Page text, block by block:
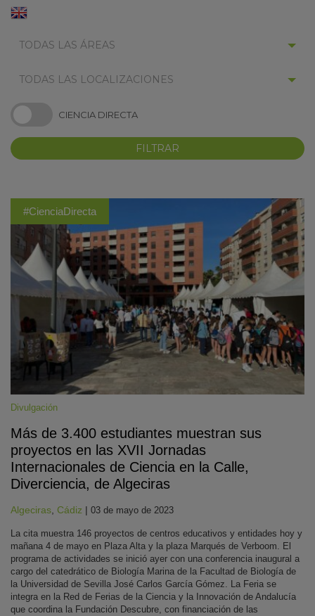
ENGLISH
SELECCIONAR
CATEGORÍA:
TODAS LAS ÁREAS
SELECCIONAR
LOCALIZACIÓN:
TODAS LAS LOCALIZACIONES
SELECCIONAR
'CIENCIA
CIENCIA DIRECTA
#CienciaDirecta
Divulgación
Más de 3.400 estudiantes muestran sus
proyectos en las XVII Jornadas
Internacionales de Ciencia en la Calle,
Diverciencia, de Algeciras
Algeciras Cádiz | 03 de mayo de 2023
La cita muestra 146 proyectos de centros educativos y entidades hoy y
mañana 4 de mayo en Plaza Alta y la plaza Marqués de Verboom. El
programa de actividades se inició ayer con una conferencia inaugural a
cargo del catedrático de Biología Marina de la Facultad de Biología de
la Universidad de Sevilla José Carlos García Gómez. La Feria se
integra en la Red de Ferias de la Ciencia y la Innovación de Andalucía
que coordina la Fundación Descubre, con financiación de las